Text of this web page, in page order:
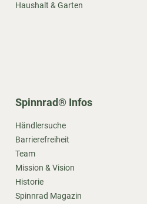
Haushalt & Garten
Spinnrad® Infos
Händlersuche
Barrierefreiheit
Team
Mission & Vision
Historie
Spinnrad Magazin